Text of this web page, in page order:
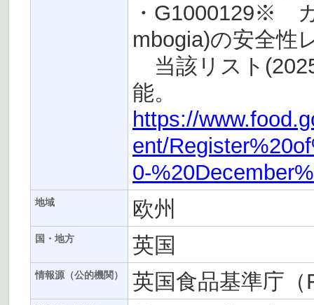
・G1000129※
mbogia)の安全性
当該リスト
能。
https://
ent/
0-
地域 欧州
国・地方 英国
情報源（公的機関） 英国食品基準庁（